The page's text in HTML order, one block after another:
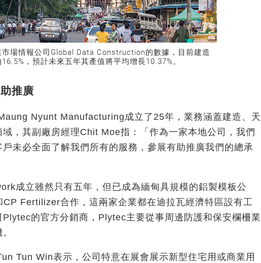
場情報公司Global Data Construction的數據，目前建造
，預計未來五年其產值將平均增長10.37%。
推廣
Nyunt Manufacturing成立了25年，業務涵蓋建造、天
，其副廠房經理Chit Moe指：「作為一家本地公司，我們
未必全面了解我們所有的服務，參展有助推廣我們的總承
成立雖然只有五年，但已成為緬甸具規模的鋁製模板公
Fertilizer合作，這兩家企業都在迪拉瓦經濟特區設有工
的官方分銷商，Plytec主要從事周邊防護和保安欄柵業
Tun Win表示，公司特意在展會展示新型住宅用或商業用